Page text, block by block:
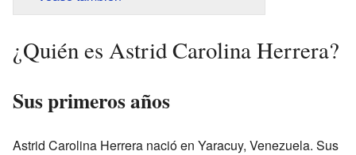
¿Quién es Astrid Carolina Herrera?
Sus primeros años
Astrid Carolina Herrera nació en Yaracuy, Venezuela. Sus